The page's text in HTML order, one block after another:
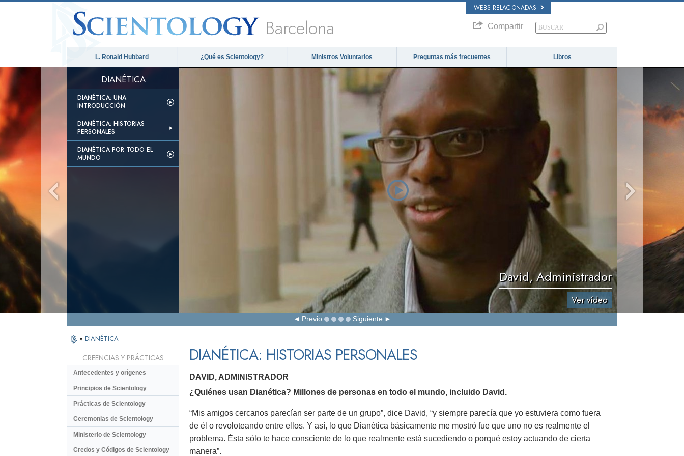
WEBS RELACIONADAS
Barcelona Compartir
L. Ronald Hubbard ¿Qué es Scientology? Ministros Voluntarios Preguntas más frecuentes Libros
DIANÉTICA
DIANÉTICA: UNA
INTRODUCCIÓN
DIANÉTICA: HISTORIAS
PERSONALES
DIANÉTICA POR TODO EL
MUNDO
David, Administrador
Ver vídeo
Previo Siguiente
» DIANÉTICA
DIANÉTICA: HISTORIAS PERSONALES
DAVID, ADMINISTRADOR
¿Quiénes usan Dianética? Millones de personas en todo el mundo, incluido David.
“Mis amigos cercanos parecían ser parte de un grupo”, dice David, “y siempre parecía que yo estuviera como fuera
de él o revoloteando entre ellos. Y así, lo que Dianética básicamente me mostró fue que uno no es realmente el
problema. Ésta sólo te hace consciente de lo que realmente está sucediendo o porqué estoy actuando de cierta
manera”.
CREENCIAS Y PRÁCTICAS
Antecedentes y orígenes
Principios de Scientology
Prácticas de Scientology
Ceremonias de Scientology
Ministerio de Scientology
Credos y Códigos de Scientology